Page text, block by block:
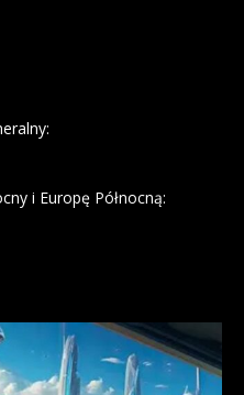
i Europę Północną: